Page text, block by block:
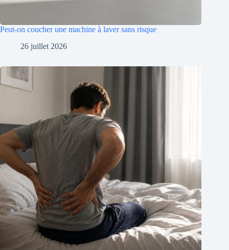
Peut-on coucher une machine à laver sans risque
26 juillet 2026